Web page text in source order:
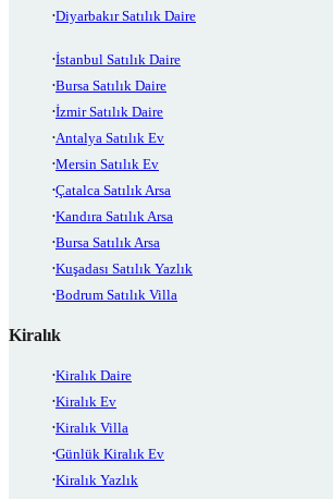
Diyarbakır Satılık Daire
İstanbul Satılık Daire
Bursa Satılık Daire
İzmir Satılık Daire
Antalya Satılık Ev
Mersin Satılık Ev
Çatalca Satılık Arsa
Kandıra Satılık Arsa
Bursa Satılık Arsa
Kuşadası Satılık Yazlık
Bodrum Satılık Villa
Kiralık
Kiralık Daire
Kiralık Ev
Kiralık Villa
Günlük Kiralık Ev
Kiralık Yazlık